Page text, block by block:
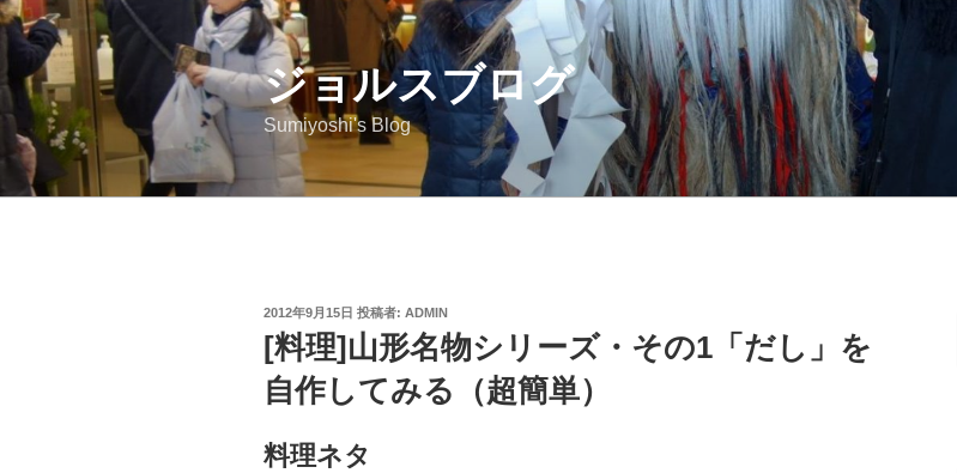
コ
ツ
へ
ジョルスブログ
Sumiyoshi's Blog
投
日:
2012年9月15日 投稿者: ADMIN
[料理]山形名物シリーズ・その1「だし」を
自作してみる（超簡単）
料理ネタ